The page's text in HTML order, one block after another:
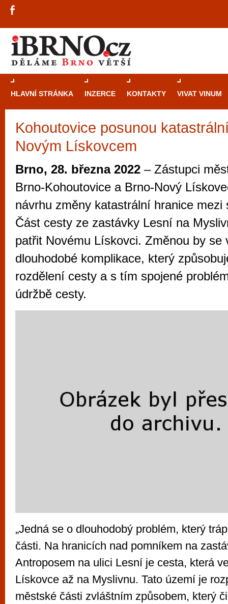
HLAVNÍ STRÁNKA INZERCE KONTAKTY VIVAT VINUM
Kohoutovice posunou
Novým Lískovcem
Brno, 28. března 2022 – Zástupci
Brno-Kohoutovice a Brno-Nový
návrhu změny katastrální hranice mezi
Část cesty ze zastávky Lesní na
patřit Novému Lískovci. Změnou by se
dlouhodobé komplikace, který
rozdělení cesty a s tím spojené
údržbě cesty.
„Jedná se o dlouhodobý problém, který
části. Na hranicích nad pomníkem na
Antroposem na ulici Lesní je cesta, která
Lískovce až na Myslivnu. Tato území je
městské části zvláštním způsobem, který
Průvodce
Brno je
zajímavé
restaurace,
Mimo jiné je ale také místem, kde si
vyzkoušet různé kasinové hry. V
metropoli naleznete širokou nabídku her
po moderní automaty jak pro pravidelné
příležitostné hráče. V...